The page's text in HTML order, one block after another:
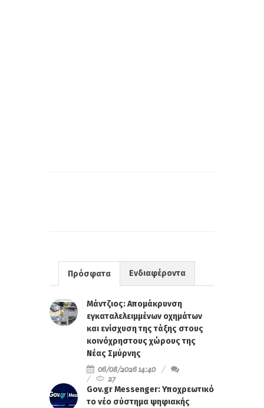
Πρόσφατα Ενδιαφέροντα
Μάντζιος: Απομάκρυνση
εγκαταλελειμμένων οχημάτων
και ενίσχυση της τάξης στους
κοινόχρηστους χώρους της
Νέας Σμύρνης
06/08/2026 14:40
27
Gov.gr Messenger: Υποχρεωτικό
το νέο σύστημα ψηφιακής